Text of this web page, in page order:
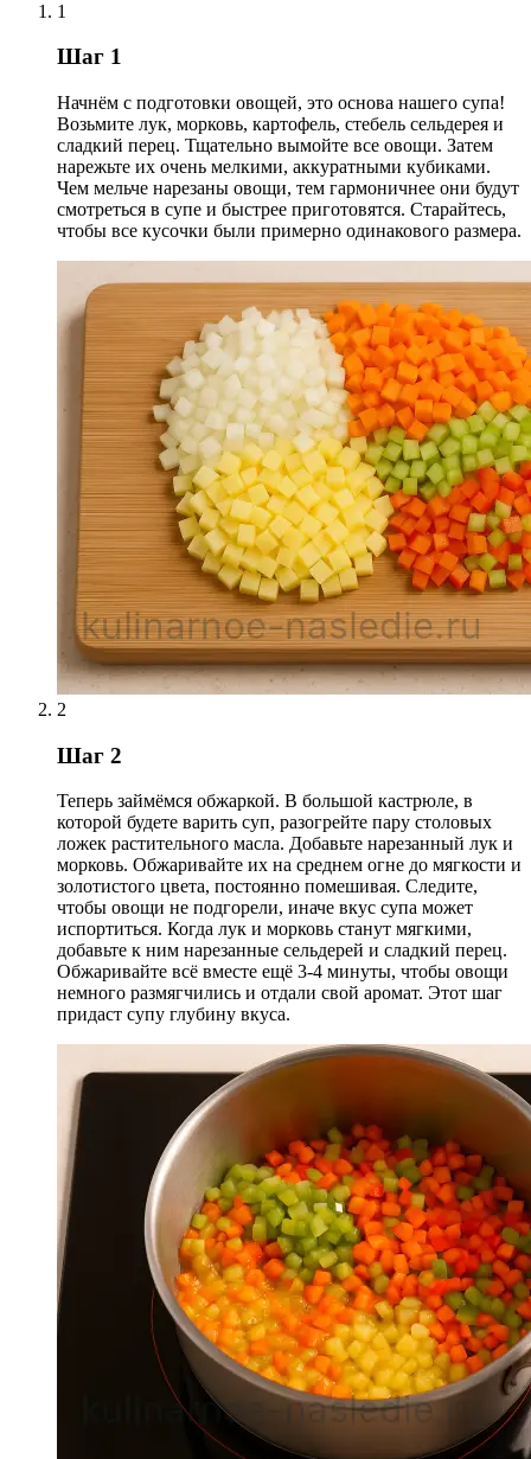
1
Шаг 1
Начнём с подготовки овощей, это основа нашего супа!
Возьмите лук, морковь, картофель, стебель сельдерея и
сладкий перец. Тщательно вымойте все овощи. Затем
нарежьте их очень мелкими, аккуратными кубиками.
Чем мельче нарезаны овощи, тем гармоничнее они будут
смотреться в супе и быстрее приготовятся. Старайтесь,
чтобы все кусочки были примерно одинакового размера.
2
Шаг 2
Теперь займёмся обжаркой. В большой кастрюле, в
которой будете варить суп, разогрейте пару столовых
ложек растительного масла. Добавьте нарезанный лук и
морковь. Обжаривайте их на среднем огне до мягкости и
золотистого цвета, постоянно помешивая. Следите,
чтобы овощи не подгорели, иначе вкус супа может
испортиться. Когда лук и морковь станут мягкими,
добавьте к ним нарезанные сельдерей и сладкий перец.
Обжаривайте всё вместе ещё 3-4 минуты, чтобы овощи
немного размягчились и отдали свой аромат. Этот шаг
придаст супу глубину вкуса.